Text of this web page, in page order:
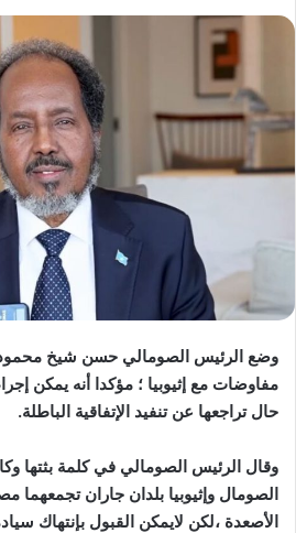
وضع الرئيس الصومالي حسن شيخ محمود
مفاوضات مع إثيوبيا ؛ مؤكدا أنه يمكن
حال تراجعها عن تنفيد الإتفاقية الباطلة.
وقال الرئيس الصومالي في كلمة بثتها
الصومال وإثيوبيا بلدان جاران
الأصعدة ،لكن لايمكن القبول بإنتهاك